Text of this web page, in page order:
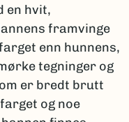
en hvit,
framvinge
enn hunnens,
tegninger og
er bredt brutt
og noe